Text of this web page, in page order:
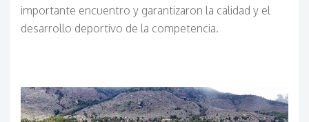
importante encuentro y garantizaron la calidad y el
desarrollo deportivo de la competencia.